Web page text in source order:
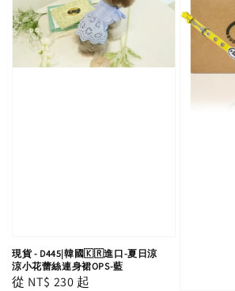
現貨 - D445|韓國🇰🇷進口-夏日涼
涼小花蕾絲連身裙OPS-藍
Regular
從 NT$ 230 起